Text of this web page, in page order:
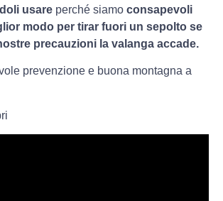
usare perché siamo consapevoli
modo per tirar fuori un sepolto se
precauzioni la valanga accade.
prevenzione e buona montagna a